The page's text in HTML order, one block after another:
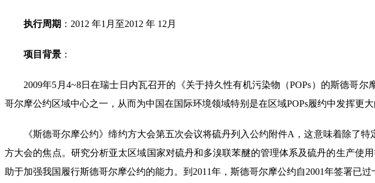
执行周期 ：2012 年1月至2012 年 12月
项目背景 ：
2009年5月4~8日在瑞士日内瓦召开的《关于持久性有机污染物（POPs）的斯德哥
哥尔摩公约区域中心之一，从而为中国在国际环境领域特别是在区域POPs履约中发挥更大
《斯德哥尔摩公约》缔约方大会第五次会议将硫丹列入公约附件A，这意味着除了
方大会的焦点。研究分析亚太区域国家对硫丹和多溴联苯醚的管理体系及硫丹的生产使
助于加强我国履行斯德哥尔摩公约的能力。到2011年，斯德哥尔摩公约自2001年签署已